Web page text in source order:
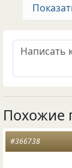
Похожие
#366738